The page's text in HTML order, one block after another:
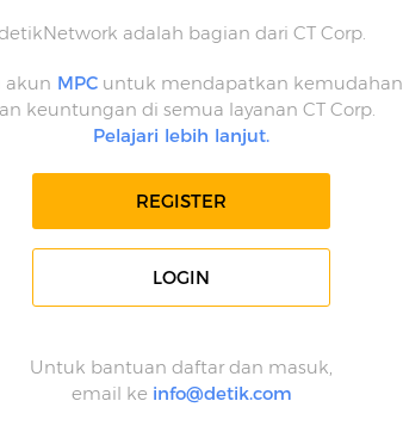
adalah bagian dari CT Corp.
akun MPCuntuk mendapatkan kemudahan
keuntungan di semua layanan CT Corp.
Pelajari lebih lanjut.
REGISTER
LOGIN
Untuk bantuan daftar dan masuk,
email ke info@detik.com